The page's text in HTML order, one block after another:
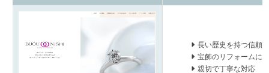
長い歴史を持つ信頼
宝飾のリフォームに
親切で丁寧な対応